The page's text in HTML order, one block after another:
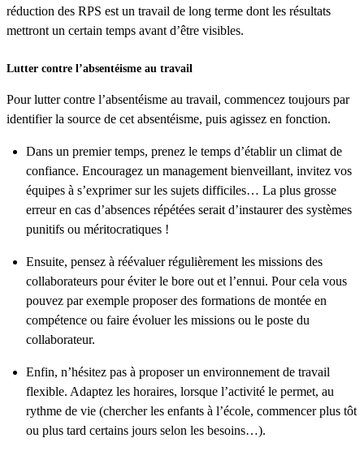
réduction des RPS est un travail de long terme dont les résultats
mettront un certain temps avant d’être visibles.
Lutter contre l’absentéisme au travail
Pour lutter contre l’absentéisme au travail, commencez toujours par
identifier la source de cet absentéisme, puis agissez en fonction.
Dans un premier temps, prenez le temps d’établir un climat de
confiance. Encouragez un management bienveillant, invitez vos
équipes à s’exprimer sur les sujets difficiles… La plus grosse
erreur en cas d’absences répétées serait d’instaurer des systèmes
punitifs ou méritocratiques !
Ensuite, pensez à réévaluer régulièrement les missions des
collaborateurs pour éviter le bore out et l’ennui. Pour cela vous
pouvez par exemple proposer des formations de montée en
compétence ou faire évoluer les missions ou le poste du
collaborateur.
Enfin, n’hésitez pas à proposer un environnement de travail
flexible. Adaptez les horaires, lorsque l’activité le permet, au
rythme de vie (chercher les enfants à l’école, commencer plus tôt
ou plus tard certains jours selon les besoins…).